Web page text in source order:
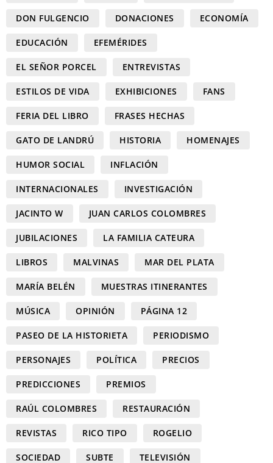
DON FULGENCIO DONACIONES ECONOMÍA
EDUCACIÓN EFEMÉRIDES
EL SEÑOR PORCEL ENTREVISTAS
ESTILOS DE VIDA EXHIBICIONES FANS
FERIA DEL LIBRO FRASES HECHAS
GATO DE LANDRÚ HISTORIA HOMENAJES
HUMOR SOCIAL INFLACIÓN
INTERNACIONALES INVESTIGACIÓN
JACINTO W JUAN CARLOS COLOMBRES
JUBILACIONES LA FAMILIA CATEURA
LIBROS MALVINAS MAR DEL PLATA
MARÍA BELÉN MUESTRAS ITINERANTES
MÚSICA OPINIÓN PÁGINA 12
PASEO DE LA HISTORIETA PERIODISMO
PERSONAJES POLÍTICA PRECIOS
PREDICCIONES PREMIOS
RAÚL COLOMBRES RESTAURACIÓN
REVISTAS RICO TIPO ROGELIO
SOCIEDAD SUBTE TELEVISIÓN